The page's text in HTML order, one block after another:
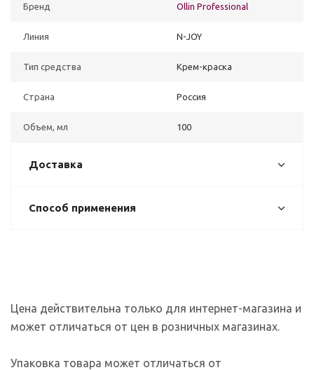
Бренд Ollin Professional
Линия N-JOY
Тип средства Крем-краска
Страна Россия
Объем, мл 100
Доставка
Способ применения
Цена действительна только для интернет-магазина и
может отличаться от цен в розничных магазинах.
Упаковка товара может отличаться от